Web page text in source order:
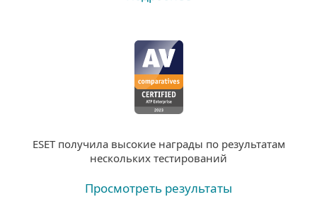
ESET получила высокие награды по результатам
нескольких тестирований
Просмотреть результаты